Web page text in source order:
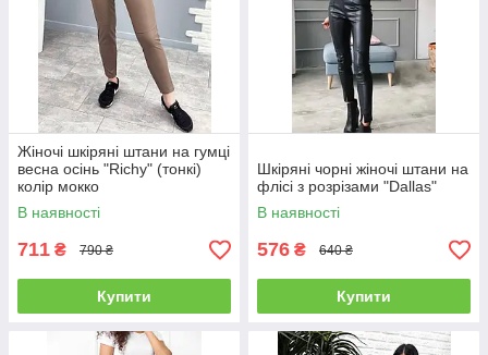
Жіночі шкіряні штани на гумці
весна осінь "Richy" (тонкі)
колір мокко
В наявності
711 ₴ 790 ₴
Купити
Шкіряні чорні жіночі штани на
флісі з розрізами "Dallas"
В наявності
576 ₴ 640 ₴
Купити